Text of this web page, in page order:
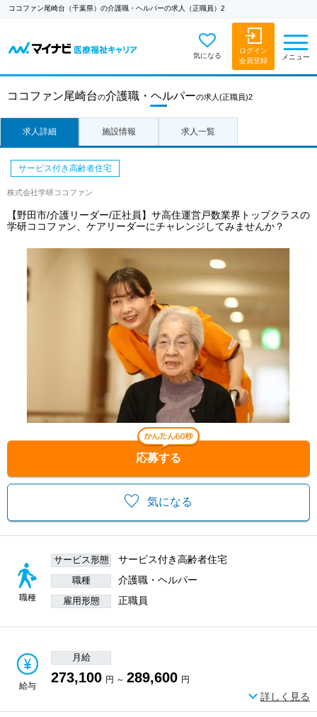
ココファン尾崎台（千葉県）の介護職・ヘルパーの求人（正職員）2
気になる
ログイン
会員登録
メニュー
ココファン尾崎台の介護職・ヘルパーの求人 (正職員)2
求人詳細 施設情報 求人一覧
気になる
応募する
サービス付き高齢者住宅
株式会社学研ココファン
【野田市/介護リーダー/正社員】サ高住運営戸数業界トップクラスの
学研ココファン、ケアリーダーにチャレンジしてみませんか？
職種
サービス形態 サービス付き高齢者住宅
職種 介護職・ヘルパー
雇用形態 正職員
給与
月給
273,100 円 ～ 289,600 円
詳しく見る